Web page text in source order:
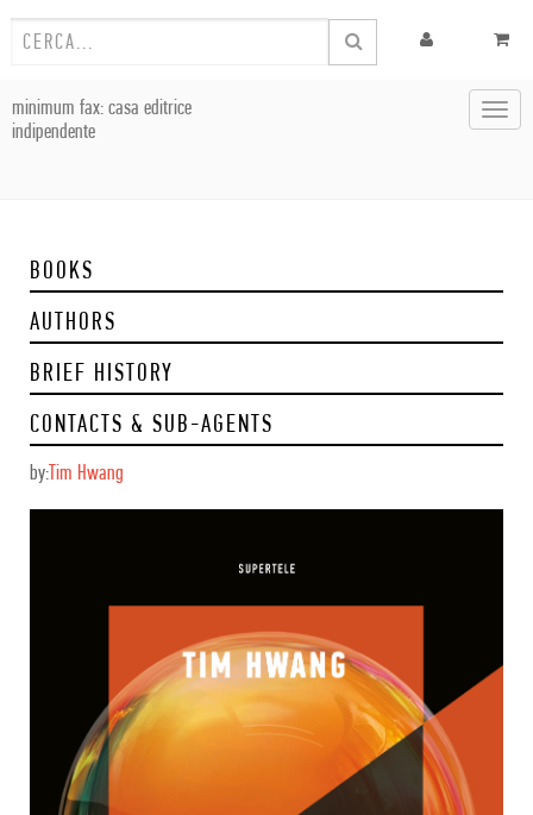
minimum fax: casa editrice
indipendente
BOOKS
AUTHORS
BRIEF HISTORY
CONTACTS & SUB-AGENTS
by:Tim Hwang